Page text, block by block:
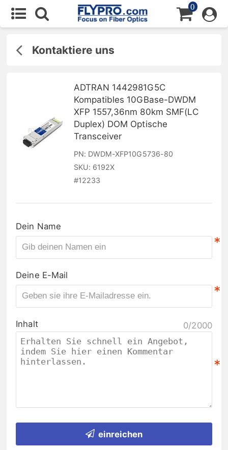
0
Kontaktiere uns
ADTRAN 1442981G5C
Kompatibles 10GBase-DWDM
XFP 1557,36nm 80km SMF(LC
Duplex) DOM Optische
Transceiver
PN: DWDM-XFP10G5736-80
SKU: 6192X
#12233
Dein Name
*
Deine E-Mail
*
Inhalt 0/2000
*
einreichen